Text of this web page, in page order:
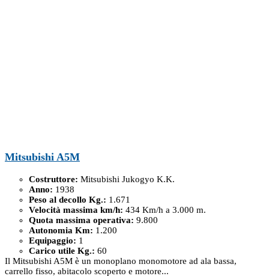
Mitsubishi A5M
Costruttore: Mitsubishi Jukogyo K.K.
Anno: 1938
Peso al decollo Kg.: 1.671
Velocità massima km/h: 434 Km/h a 3.000 m.
Quota massima operativa: 9.800
Autonomia Km: 1.200
Equipaggio: 1
Carico utile Kg.: 60
Il Mitsubishi A5M è un monoplano monomotore ad ala bassa,
carrello fisso, abitacolo scoperto e motore...